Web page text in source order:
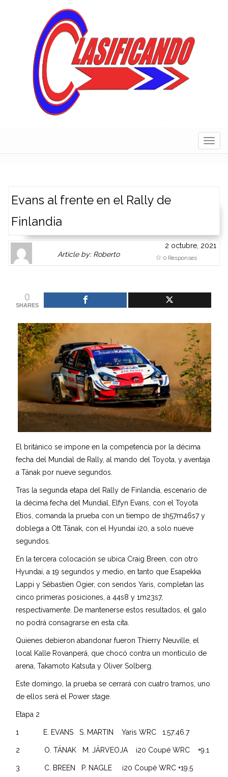
Evans al frente en el Rally de
Finlandia
Author
Gravatar
link
Author
page.
Article by: Roberto
or
other
admin
2 octubre, 2021
0 Responses
0
SHARES
El británico se impone en la competencia por la décima
fecha del Mundial de Rally, al mando del Toyota, y aventaja
a Tänak por nueve segundos.
Tras la segunda etapa del Rally de Finlandia, escenario de
la décima fecha del Mundial, Elfyn Evans, con el Toyota
Etios, comanda la prueba con un tiempo de 1h57m46s7 y
doblega a Ott Tänak, con el Hyundai i20, a solo nueve
segundos.
En la tercera colocación se ubica Craig Breen, con otro
Hyundai, a 19 segundos y medio, en tanto que Esapekka
Lappi y Sébastien Ogier, con sendos Yaris, completan las
cinco primeras posiciones, a 44s8 y 1m23s7,
respectivamente. De mantenerse estos resultados, el galo
no podrá consagrarse en esta cita.
Quienes debieron abandonar fueron Thierry Neuville, el
local Kalle Rovanperä, que chocó contra un montículo de
arena, Takamoto Katsuta y Oliver Solberg.
Este domingo, la prueba se cerrará con cuatro tramos, uno
de ellos será el Power stage.
Etapa 2
1 E. EVANS S. MARTIN Yaris WRC 1:57:46.7
2 O. TÄNAK M. JÄRVEOJA i20 Coupé WRC +9.1
3 C. BREEN P. NAGLE i20 Coupé WRC +19.5